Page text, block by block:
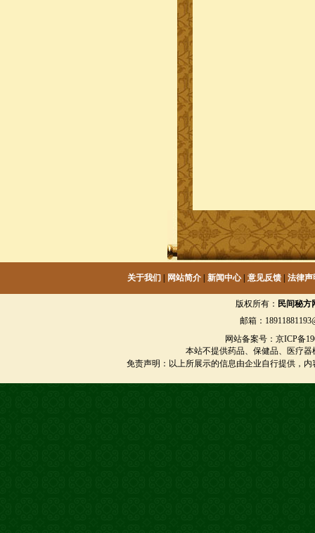
关于我们 网站简介 新闻中心| 意见反馈 法律声
版权所有： 民间秘方
邮箱：
网站备案号：京ICP备
本站不提供药品、保健品、医疗
免责声明：以上所展示的信息由企业自行提供，